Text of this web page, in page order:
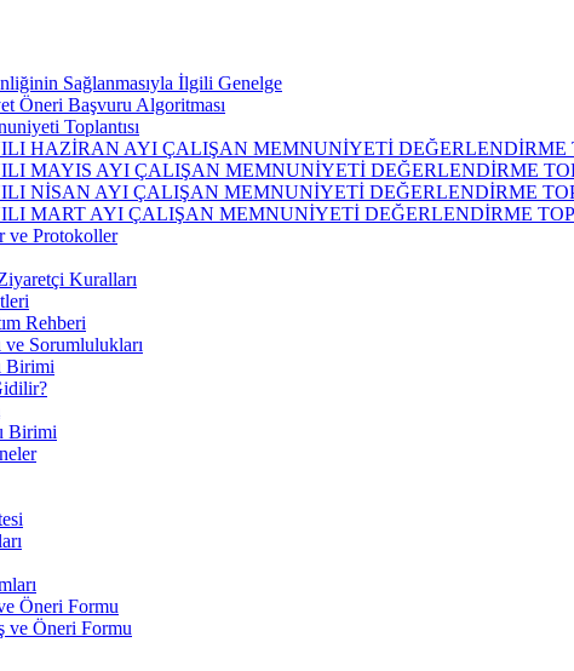
Sağlanmasıyla İlgili Genelge
Öneri Başvuru Algoritması
Toplantısı
HAZİRAN AYI ÇALIŞAN MEMNUNİYETİ DEĞERLENDİRME
MAYIS AYI ÇALIŞAN MEMNUNİYETİ DEĞERLENDİRME
NİSAN AYI ÇALIŞAN MEMNUNİYETİ DEĞERLENDİRME
MART AYI ÇALIŞAN MEMNUNİYETİ DEĞERLENDİRME
ve Protokoller
Kuralları
Rehberi
ve Sorumlulukları
Birimi
Birimi
Öneri Formu
ve Öneri Formu